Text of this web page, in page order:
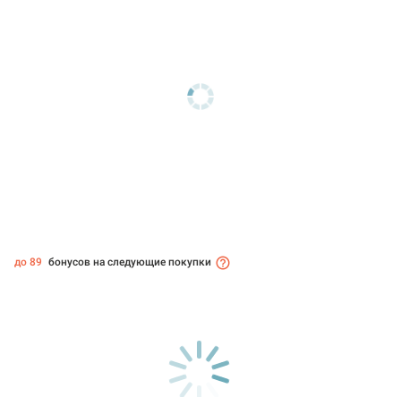
до 89 бонусов на следующие покупки